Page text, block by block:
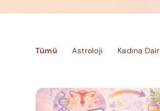
Tümü Astroloji Kadına Dair